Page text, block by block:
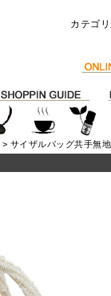
カテゴ
> サイザルバッグ共手無